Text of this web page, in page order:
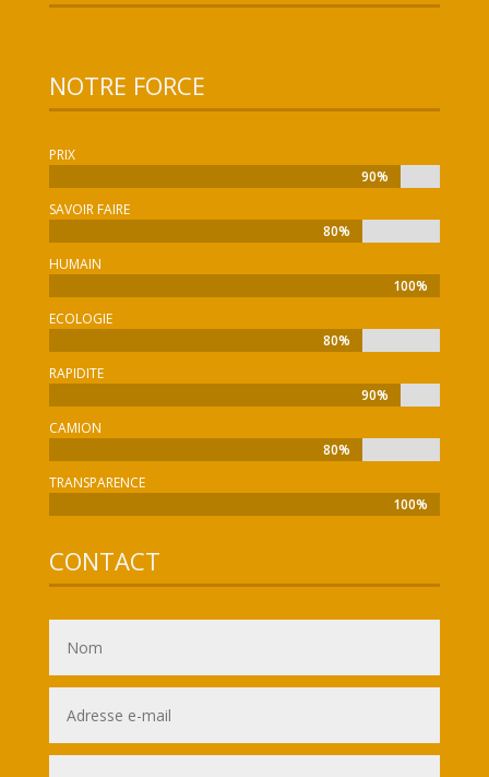
NOTRE FORCE
PRIX
90%
90%
SAVOIR FAIRE
80%
80%
HUMAIN
100%
100%
ECOLOGIE
80%
80%
RAPIDITE
90%
90%
CAMION
80%
80%
TRANSPARENCE
100%
100%
CONTACT